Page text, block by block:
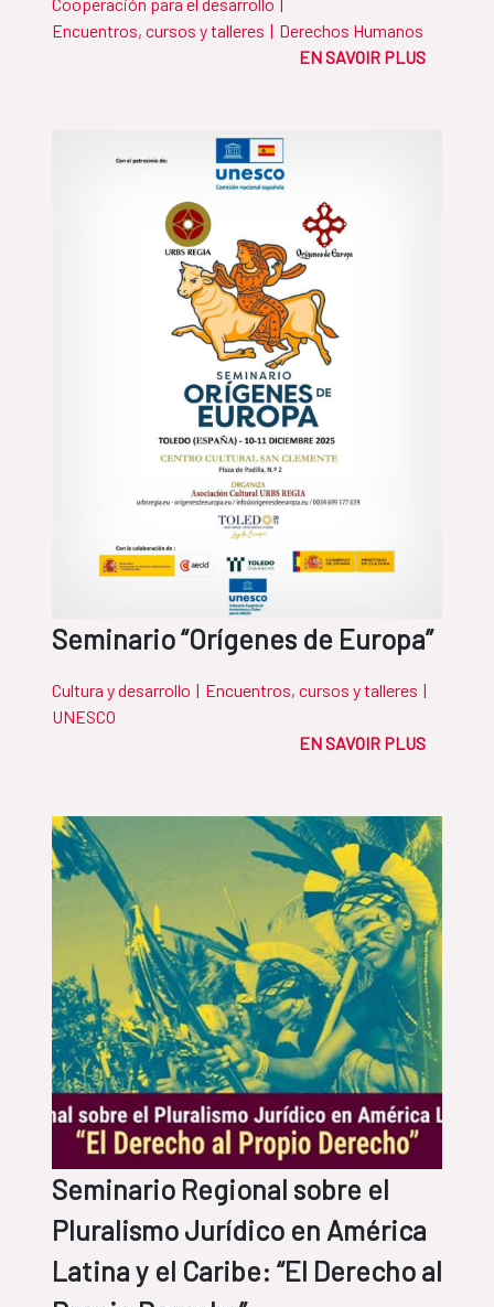
Encuentros, cursos y talleres | Derechos Humanos
EN SAVOIR PLUS
Seminario “Orígenes de Europa”
Cultura y desarrollo | Encuentros, cursos y talleres |
UNESCO
EN SAVOIR PLUS
Seminario Regional sobre el
Pluralismo Jurídico en América
Latina y el Caribe: “El Derecho al